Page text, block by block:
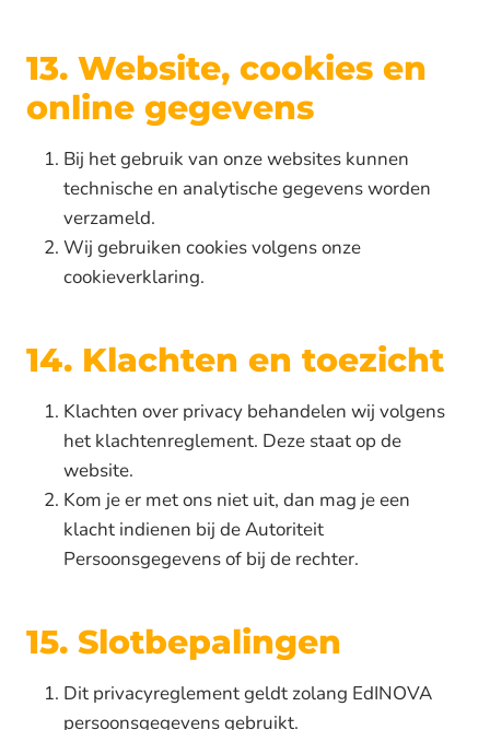
13. Website, cookies en
online gegevens
Bij het gebruik van onze websites kunnen
technische en analytische gegevens worden
verzameld.
Wij gebruiken cookies volgens onze
cookieverklaring.
14. Klachten en toezicht
Klachten over privacy behandelen wij volgens
het klachtenreglement. Deze staat op de
website.
Kom je er met ons niet uit, dan mag je een
klacht indienen bij de Autoriteit
Persoonsgegevens of bij de rechter.
15. Slotbepalingen
Dit privacyreglement geldt zolang EdINOVA
persoonsgegevens gebruikt.